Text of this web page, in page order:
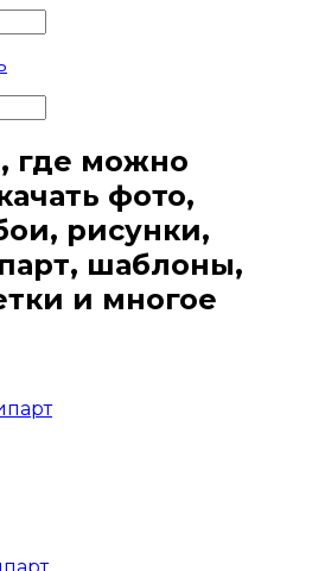
где можно
фото,
рисунки,
шаблоны,
и многое